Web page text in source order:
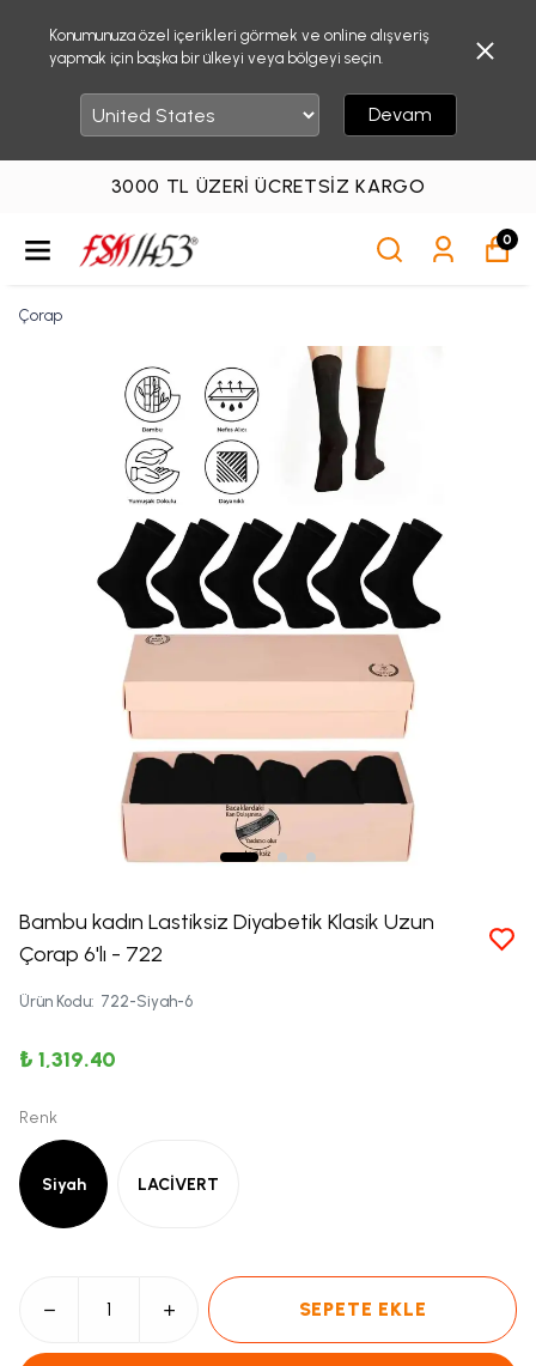
Konumunuza özel içerikleri görmek ve online alışveriş
yapmak için başka bir ülkeyi veya bölgeyi seçin.
Devam
3000 TL ÜZERI ÜCRETSIZ KARGO
0
Çorap
Bambu kadın Lastiksiz Diyabetik Klasik Uzun
Çorap 6'lı - 722
Ürün Kodu: 722-Siyah-6
₺ 1,319.40
Renk
Siyah LACİVERT
SEPETE EKLE